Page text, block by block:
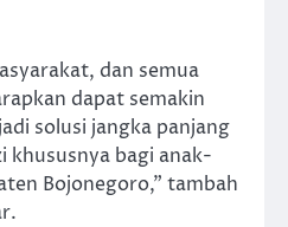
dan semua
dapat semakin
solusi jangka panjang
khususnya bagi anak-
Bojonegoro,” tambah